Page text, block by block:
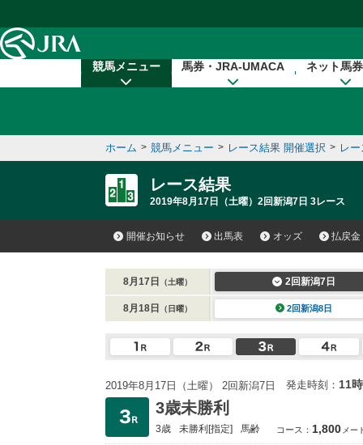
競馬メニュー 馬券・JRA-UMACA ネット馬
ホーム > 競馬メニュー > レース結果 開催選択 > レ
レース結果
2019年8月17日（土曜）2回新潟7日 3レース
開催お知らせ 出馬表 オッズ 払戻金
8月17日 （土曜） 2回新潟7日
8月18日 （日曜） 2回新潟8日
2019年8月17日（土曜） 2回新潟7日 発走時刻： 11
3歳未勝利
3歳 未勝利[指定] 馬齢 コース： 1,800 メー